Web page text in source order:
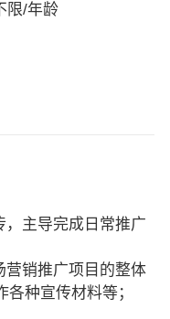
限/年龄
，主导完成日常推广
营销推广项目的整体
种宣传材料等；